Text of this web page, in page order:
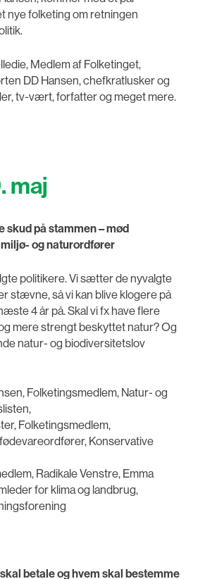
nye folketing om retningen
Medlem af Folketinget,
DD Hansen, chefkratlusker og
tv-vært, forfatter og meget mere.
maj
skud på stammen – mød
og naturordfører
politikere. Vi sætter de nyvalgte
stævne, så vi kan blive klogere på
4 år på. Skal vi fx have flere
mere strengt beskyttet natur? Og
natur- og biodiversitetslov
Folketingsmedlem, Natur- og
Folketingsmedlem,
Konservative
Radikale Venstre, Emma
for klima og landbrug,
betale og hvem skal bestemme